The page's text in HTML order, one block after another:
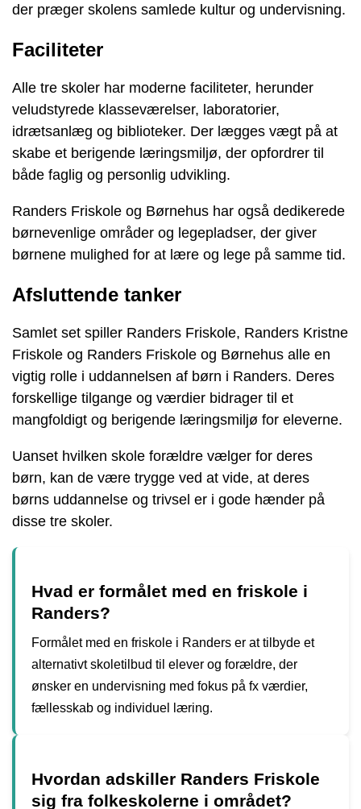
der præger skolens samlede kultur og undervisning.
Faciliteter
Alle tre skoler har moderne faciliteter, herunder
veludstyrede klasseværelser, laboratorier,
idrætsanlæg og biblioteker. Der lægges vægt på at
skabe et berigende læringsmiljø, der opfordrer til
både faglig og personlig udvikling.
Randers Friskole og Børnehus har også dedikerede
børnevenlige områder og legepladser, der giver
børnene mulighed for at lære og lege på samme tid.
Afsluttende tanker
Samlet set spiller Randers Friskole, Randers Kristne
Friskole og Randers Friskole og Børnehus alle en
vigtig rolle i uddannelsen af børn i Randers. Deres
forskellige tilgange og værdier bidrager til et
mangfoldigt og berigende læringsmiljø for eleverne.
Uanset hvilken skole forældre vælger for deres
børn, kan de være trygge ved at vide, at deres
børns uddannelse og trivsel er i gode hænder på
disse tre skoler.
Hvad er formålet med en friskole i
Randers?
Formålet med en friskole i Randers er at tilbyde et
alternativt skoletilbud til elever og forældre, der
ønsker en undervisning med fokus på fx værdier,
fællesskab og individuel læring.
Hvordan adskiller Randers Friskole
sig fra folkeskolerne i området?